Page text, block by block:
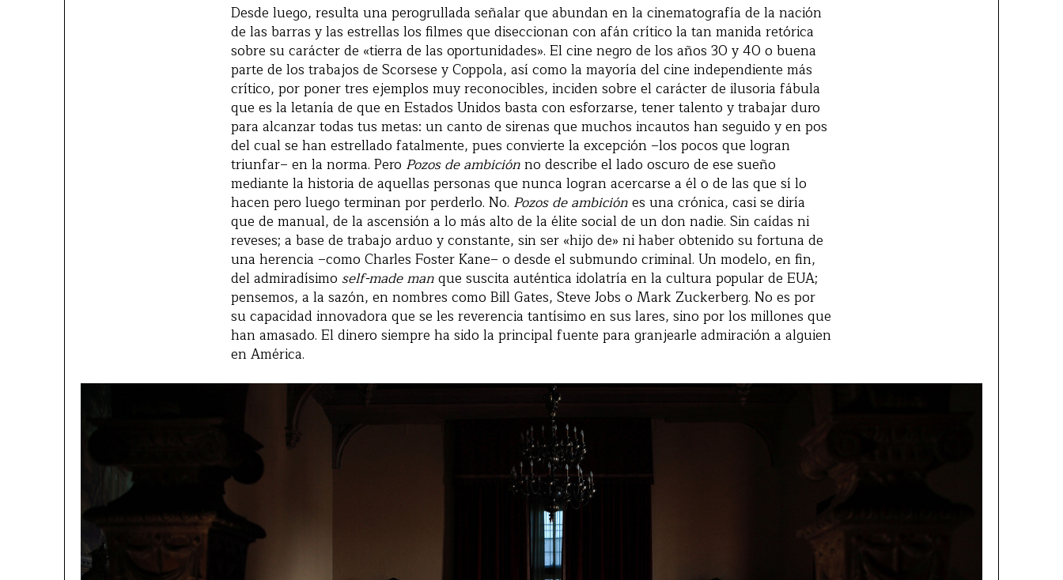
Desde luego, resulta una perogrullada señalar que abundan en la cinematografía de la nación
de las barras y las estrellas los filmes que diseccionan con afán crítico la tan manida retórica
sobre su carácter de «tierra de las oportunidades». El cine negro de los años 30 y 40 o buena
parte de los trabajos de Scorsese y Coppola, así como la mayoría del cine independiente más
crítico, por poner tres ejemplos muy reconocibles, inciden sobre el carácter de ilusoria fábula
que es la letanía de que en Estados Unidos basta con esforzarse, tener talento y trabajar duro
para alcanzar todas tus metas: un canto de sirenas que muchos incautos han seguido y en pos
del cual se han estrellado fatalmente, pues convierte la excepción –los pocos que logran
triunfar– en la norma. Pero Pozos de ambiciónno describe el lado oscuro de ese sueño
mediante la historia de aquellas personas que nunca logran acercarse a él o de las que sí lo
hacen pero luego terminan por perderlo. No. Pozos de ambiciónes una crónica, casi se diría
que de manual, de la ascensión a lo más alto de la élite social de un don nadie. Sin caídas ni
reveses; a base de trabajo arduo y constante, sin ser «hijo de» ni haber obtenido su fortuna de
una herencia –como Charles Foster Kane– o desde el submundo criminal. Un modelo, en fin,
del admiradísimo self-made manque suscita auténtica idolatría en la cultura popular de EUA;
pensemos, a la sazón, en nombres como Bill Gates, Steve Jobs o Mark Zuckerberg. No es por
su capacidad innovadora que se les reverencia tantísimo en sus lares, sino por los millones que
han amasado. El dinero siempre ha sido la principal fuente para granjearle admiración a alguien
en América.